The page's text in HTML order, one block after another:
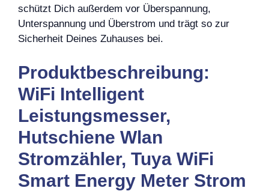
schützt Dich außerdem vor Überspannung,
Unterspannung und Überstrom und trägt so zur
Sicherheit Deines Zuhauses bei.
Produktbeschreibung:
WiFi Intelligent
Leistungsmesser,
Hutschiene Wlan
Stromzähler, Tuya WiFi
Smart Energy Meter Strom